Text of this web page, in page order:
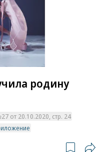
родину
от 20.10.2020, стр. 24